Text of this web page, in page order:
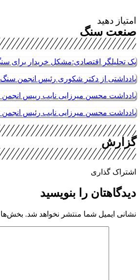
امتیاز دهید
صنعت سنگ
یک تحلیلگر اقتصادی:مشکل خریدار برای
یادداشتی از دکتر شکوری رئیس انجمن سنگ
یادداشت محسن میرزایی نایب رییس انجمن
یادداشت محسن میرزایی نایب رئیس
گزارش
اشتراک گذاری
دیدگاهتان را بنویسید
نشانی ایمیل شما منتشر نخواهد شد.